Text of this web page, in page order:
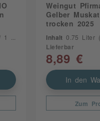
Weingut
Gelber
trocken 2025
Inhalt0.75 Liter
Lieferbar
8,89 €
In den
Zum